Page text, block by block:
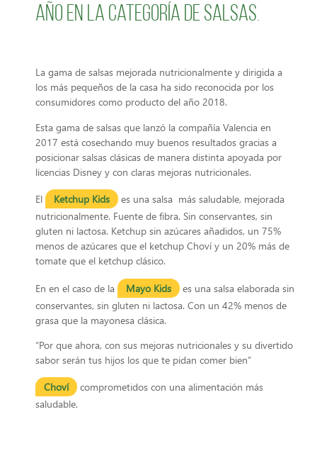
año en la categoría de Salsas.
La gama de salsas mejorada nutricionalmente y dirigida a
los más pequeños de la casa ha sido reconocida por los
consumidores como producto del año 2018.
Esta gama de salsas que lanzó la compañía Valencia en
2017 está cosechando muy buenos resultados gracias a
posicionar salsas clásicas de manera distinta apoyada por
licencias Disney y con claras mejoras nutricionales.
El Ketchup Kids
es una salsa más saludable, mejorada
nutricionalmente. Fuente de fibra. Sin conservantes, sin
gluten ni lactosa. Ketchup sin azúcares añadidos, un 75%
menos de azúcares que el ketchup Choví y un 20% más de
tomate que el ketchup clásico.
En en el caso de la Mayo Kids
es una salsa elaborada sin
conservantes, sin gluten ni lactosa. Con un 42% menos de
grasa que la mayonesa clásica.
“Por que ahora, con sus mejoras nutricionales y su divertido
sabor serán tus hijos los que te pidan comer bien”
Choví
comprometidos con una alimentación más
saludable.